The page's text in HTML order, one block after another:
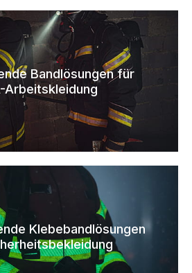
Bandlösungen für
Arbeitskleidung
Klebebandlösungen